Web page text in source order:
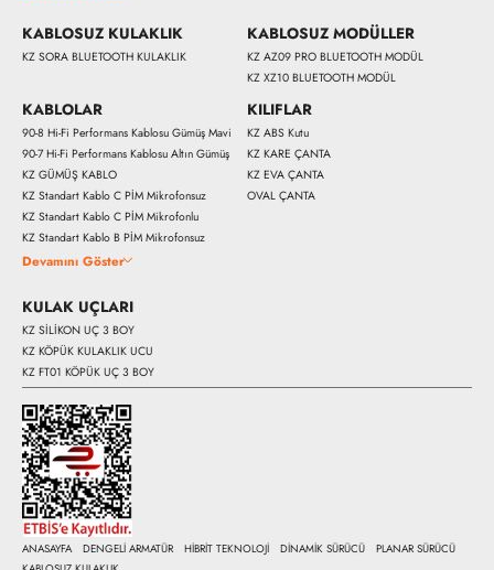
5590 ₺
KABLOSUZ KULAKLIK
KZ SORA BLUETOOTH KULAKLIK
KABLOSUZ MODÜLLER
KZ AZ09 PRO BLUETOOTH MODÜL
KZ XZ10 BLUETOOTH MODÜL
KABLOLAR
90-8 Hi-Fi Performans Kablosu Gümüş Mavi
90-7 Hi-Fi Performans Kablosu Altın Gümüş
KZ GÜMÜŞ KABLO
KZ Standart Kablo C PİM Mikrofonsuz
KZ Standart Kablo C PİM Mikrofonlu
KZ Standart Kablo B PİM Mikrofonsuz
Devamını Göster
KILIFLAR
KZ ABS Kutu
KZ KARE ÇANTA
KZ EVA ÇANTA
OVAL ÇANTA
KULAK UÇLARI
KZ SİLİKON UÇ 3 BOY
KZ KÖPÜK KULAKLIK UCU
KZ FT01 KÖPÜK UÇ 3 BOY
ANASAYFA DENGELİ ARMATÜR HİBRİT TEKNOLOJİ DİNAMİK SÜRÜCÜ
PLANAR SÜRÜCÜ